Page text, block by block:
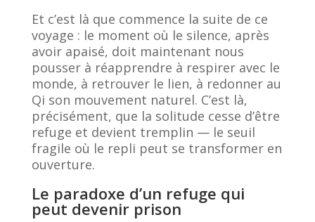
Et c’est là que commence la suite de ce
voyage : le moment où le silence, après
avoir apaisé, doit maintenant nous
pousser à réapprendre à respirer avec le
monde, à retrouver le lien, à redonner au
Qi son mouvement naturel. C’est là,
précisément, que la solitude cesse d’être
refuge et devient tremplin — le seuil
fragile où le repli peut se transformer en
ouverture.
Le paradoxe d’un refuge qui
peut devenir prison